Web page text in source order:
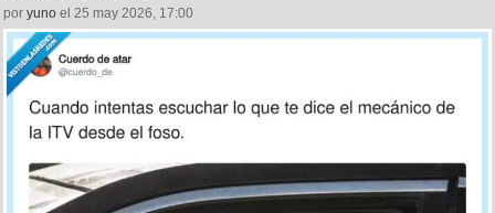
por yuno el 25 may 2026, 17:00